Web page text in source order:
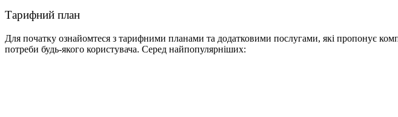
Тарифний план
Для початку ознайомтеся з тарифними планами та додатковими послугами, які пропонує
потреби будь-якого користувача. Серед найпопулярніших: